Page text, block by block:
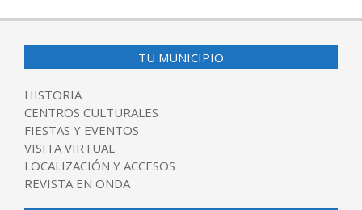
TU MUNICIPIO
HISTORIA
CENTROS CULTURALES
FIESTAS Y EVENTOS
VISITA VIRTUAL
LOCALIZACIÓN Y ACCESOS
REVISTA EN ONDA